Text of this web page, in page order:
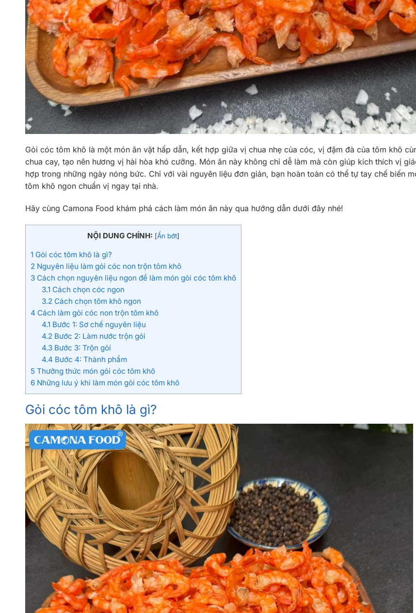
Gỏi cóc tôm khô là một món ăn vặt hấp dẫn, kết hợp giữa vị chua nhẹ của cóc, vị đậm đà của tôm khô
chua cay, tạo nên hương vị hài hòa khó cưỡng. Món ăn này không chỉ dễ làm mà còn giúp kích thích vị
hợp trong những ngày nóng bức. Chỉ với vài nguyên liệu đơn giản, bạn hoàn toàn có thể tự tay chế biến
tôm khô ngon chuẩn vị ngay tại nhà.
Hãy cùng Camona Food khám phá cách làm món ăn này qua hướng dẫn dưới đây nhé!
NỘI DUNG CHÍNH: [Ẩn bớt]
1 Gỏi cóc tôm khô là gì?
2 Nguyên liệu làm gỏi cóc non trộn tôm khô
3 Cách chọn nguyên liệu ngon để làm món gỏi cóc tôm khô
3.1 Cách chọn cóc ngon
3.2 Cách chọn tôm khô ngon
4 Cách làm gỏi cóc non trộn tôm khô
4.1 Bước 1: Sơ chế nguyên liệu
4.2 Bước 2: Làm nước trộn gỏi
4.3Bước 3: Trộn gỏi
4.4 Bước 4: Thành phẩm
5 Thưởng thức món gỏi cóc tôm khô
6 Những lưu ý khi làm món gỏi cóc tôm khô
Gỏi cóc tôm khô là gì?